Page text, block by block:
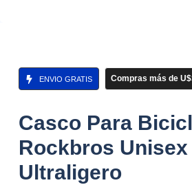
ENVIO GRATIS Compras más de
Casco Para
Rockbros Unisex
Ultraligero